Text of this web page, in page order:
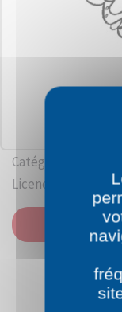
Catégorie: Garfield
Licence: Jim Davis